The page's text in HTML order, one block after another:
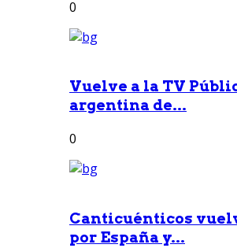
0
Vuelve a la TV
argentina de...
0
Canticuénticos
por España y...